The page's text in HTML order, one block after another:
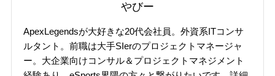
やびー
ApexLegendsが大好きな20代会社員。外資系ITコンサ
ルタント。前職は大手SIerのプロジェクトマネージャ
ー。大企業向けコンサル＆プロジェクトマネジメント